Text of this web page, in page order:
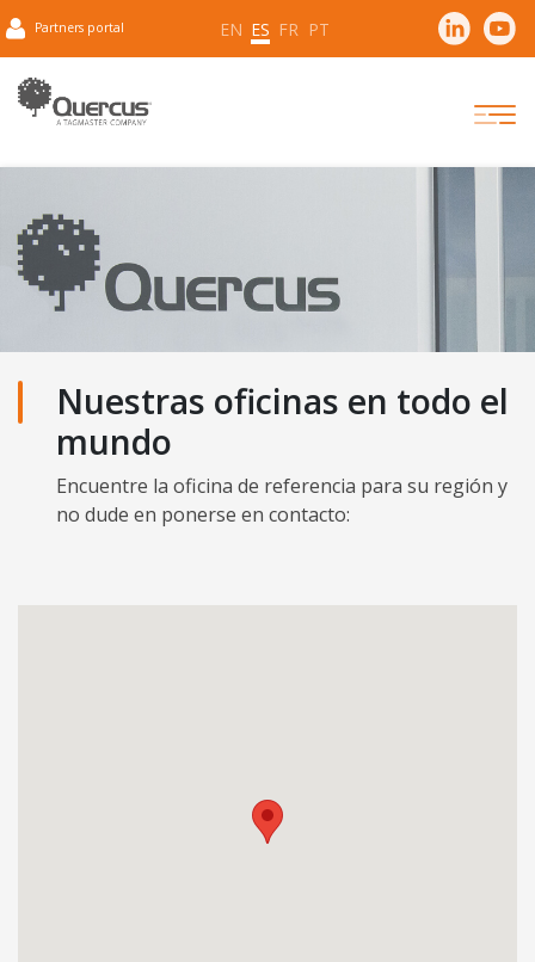
Partners portal EN ES FR PT
Nuestras oficinas en todo el
mundo
Encuentre la oficina de referencia para su región y
no dude en ponerse en contacto: